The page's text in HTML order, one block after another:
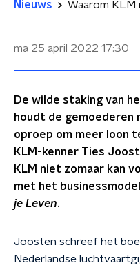
Nieuws
ma 25 april 2022 17:30
De wilde staking van
houdt de gemoederen
oproep om meer loon
KLM-kenner Ties
KLM niet zomaar kan
met het
je Leven.
Joosten schreef het
Nederlandse